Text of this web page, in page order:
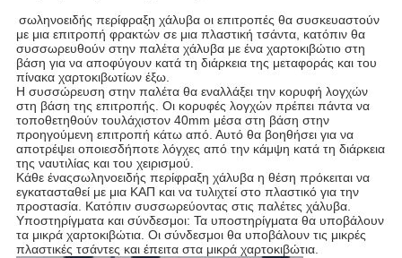
σωληνοειδής περίφραξη χάλυβα οι επιτροπές θα συσκευαστούν
με μια επιτροπή φρακτών σε μια πλαστική τσάντα, κατόπιν θα
συσσωρευθούν στην παλέτα χάλυβα με ένα χαρτοκιβώτιο στη
βάση για να αποφύγουν κατά τη διάρκεια της μεταφοράς και του
πίνακα χαρτοκιβωτίων έξω.
Η συσσώρευση στην παλέτα θα εναλλάξει την κορυφή λογχών
στη βάση της επιτροπής. Οι κορυφές λογχών πρέπει πάντα να
τοποθετηθούν τουλάχιστον 40mm μέσα στη βάση στην
προηγούμενη επιτροπή κάτω από. Αυτό θα βοηθήσει για να
αποτρέψει οποιεσδήποτε λόγχες από την κάμψη κατά τη διάρκεια
της ναυτιλίας και του χειρισμού.
Κάθε έναςσωληνοειδής περίφραξη χάλυβα η θέση πρόκειται να
εγκατασταθεί με μια ΚΑΠ και να τυλιχτεί στο πλαστικό για την
προστασία. Κατόπιν συσσωρεύοντας στις παλέτες χάλυβα.
Υποστηρίγματα και σύνδεσμοι: Τα υποστηρίγματα θα υποβάλουν
τα μικρά χαρτοκιβώτια. Οι σύνδεσμοι θα υποβάλουν τις μικρές
πλαστικές τσάντες και έπειτα στα μικρά χαρτοκιβώτια.